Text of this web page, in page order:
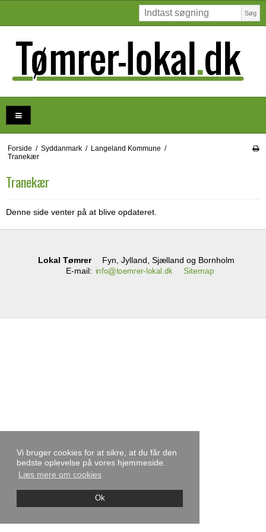
Vi bruger cookies for at sikre, at du får den
bedste oplevelse på vores hjemmeside.
Læs mere om cookies
Ok
Søg
Forside / Syddanmark / Langeland Kommune /
Tranekær
Tranekær
Denne side venter på at blive opdateret.
Lokal Tømrer
Fyn, Jylland, Sjælland og Bornholm
E-mail: Sitemap